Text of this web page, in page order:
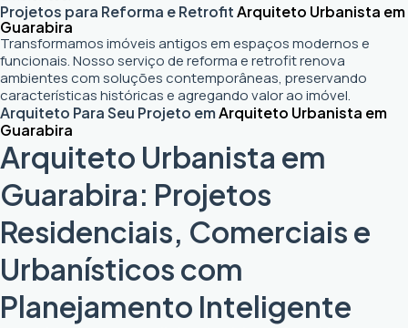
Projetos para Reforma e RetrofitArquiteto Urbanista em
Guarabira
Transformamos imóveis antigos em espaços modernos e
funcionais. Nosso serviço de reforma e retrofit renova
ambientes com soluções contemporâneas, preservando
características históricas e agregando valor ao imóvel.
Arquiteto Para Seu Projeto emArquiteto Urbanista em
Guarabira
Arquiteto Urbanista em
Guarabira: Projetos
Residenciais, Comerciais e
Urbanísticos com
Planejamento Inteligente